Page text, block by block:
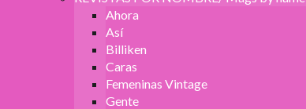
Ahora
Así
Billiken
Caras
Femeninas Vintage
Gente